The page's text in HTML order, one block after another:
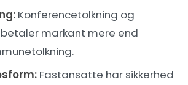
Konferencetolkning og
markant mere end
Fastansatte har sikkerhed